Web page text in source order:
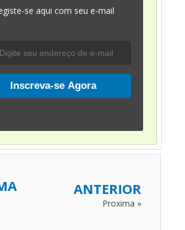
se aqui com seu e-mail
ANTERIOR
Proxima »